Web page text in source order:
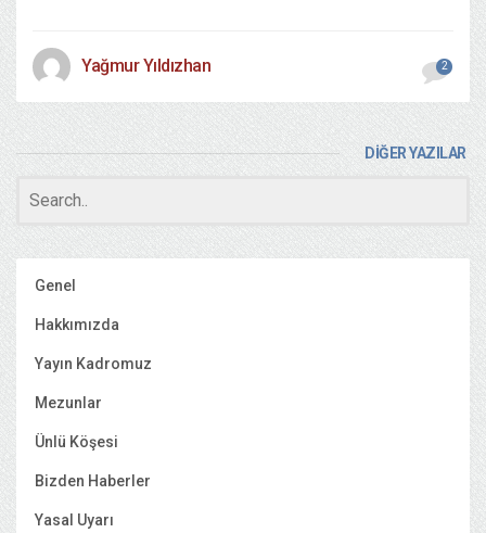
Yağmur Yıldızhan 2
DİĞER YAZILAR
Genel
Hakkımızda
Yayın Kadromuz
Mezunlar
Ünlü Köşesi
Bizden Haberler
Yasal Uyarı